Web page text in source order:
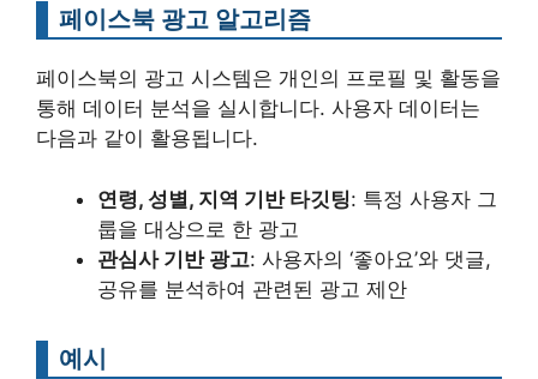
페이스북 광고 알고리즘
페이스북의 광고 시스템은 개인의 프로필 및 활동을
통해 데이터 분석을 실시합니다. 사용자 데이터는
다음과 같이 활용됩니다.
연령, 성별, 지역 기반 타깃팅: 특정 사용자 그
룹을 대상으로 한 광고
관심사 기반 광고: 사용자의 ‘좋아요’와 댓글,
공유를 분석하여 관련된 광고 제안
예시